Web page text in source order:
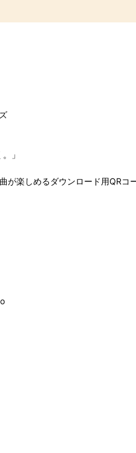
」
が楽しめるダウンロード用QRコ